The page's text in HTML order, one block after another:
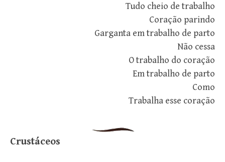
Tudo cheio de trabalho
Coração parindo
Garganta em trabalho de parto
Não cessa
O trabalho do coração
Em trabalho de parto
Como
Trabalha esse coração
Crustáceos